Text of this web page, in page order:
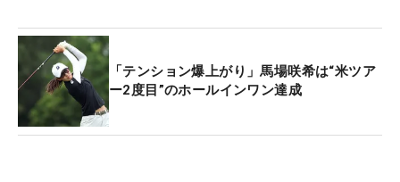
「テンション爆上がり」馬場咲希は“米ツア
ー2度目”のホールインワン達成